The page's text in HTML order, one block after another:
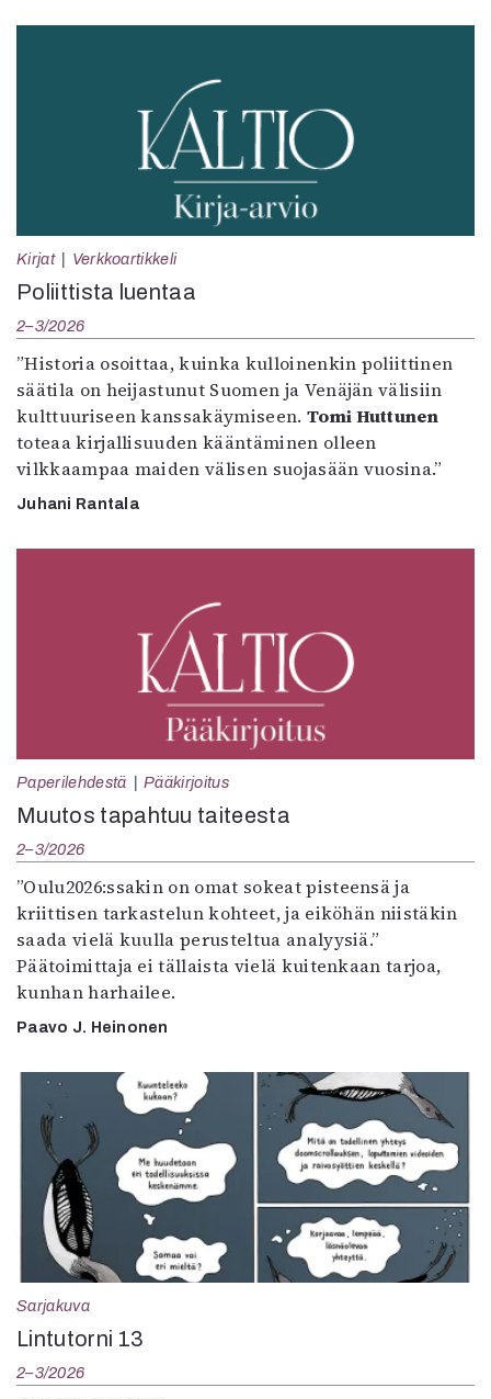
Kirjat Verkkoartikkeli
Poliittista luentaa
2–3/2026
”Historia osoittaa, kuinka kulloinenkin poliittinen
säätila on heijastunut Suomen ja Venäjän välisiin
kulttuuriseen kanssakäymiseen. Tomi Huttunen
toteaa kirjallisuuden kääntäminen olleen
vilkkaampaa maiden välisen suojasään vuosina.”
Juhani Rantala
Paperilehdestä Pääkirjoitus
Muutos tapahtuu taiteesta
2–3/2026
”Oulu2026:ssakin on omat sokeat pisteensä ja
kriittisen tarkastelun kohteet, ja eiköhän niistäkin
saada vielä kuulla perusteltua analyysiä.”
Päätoimittaja ei tällaista vielä kuitenkaan tarjoa,
kunhan harhailee.
Paavo J. Heinonen
Sarjakuva
Lintutorni 13
2–3/2026